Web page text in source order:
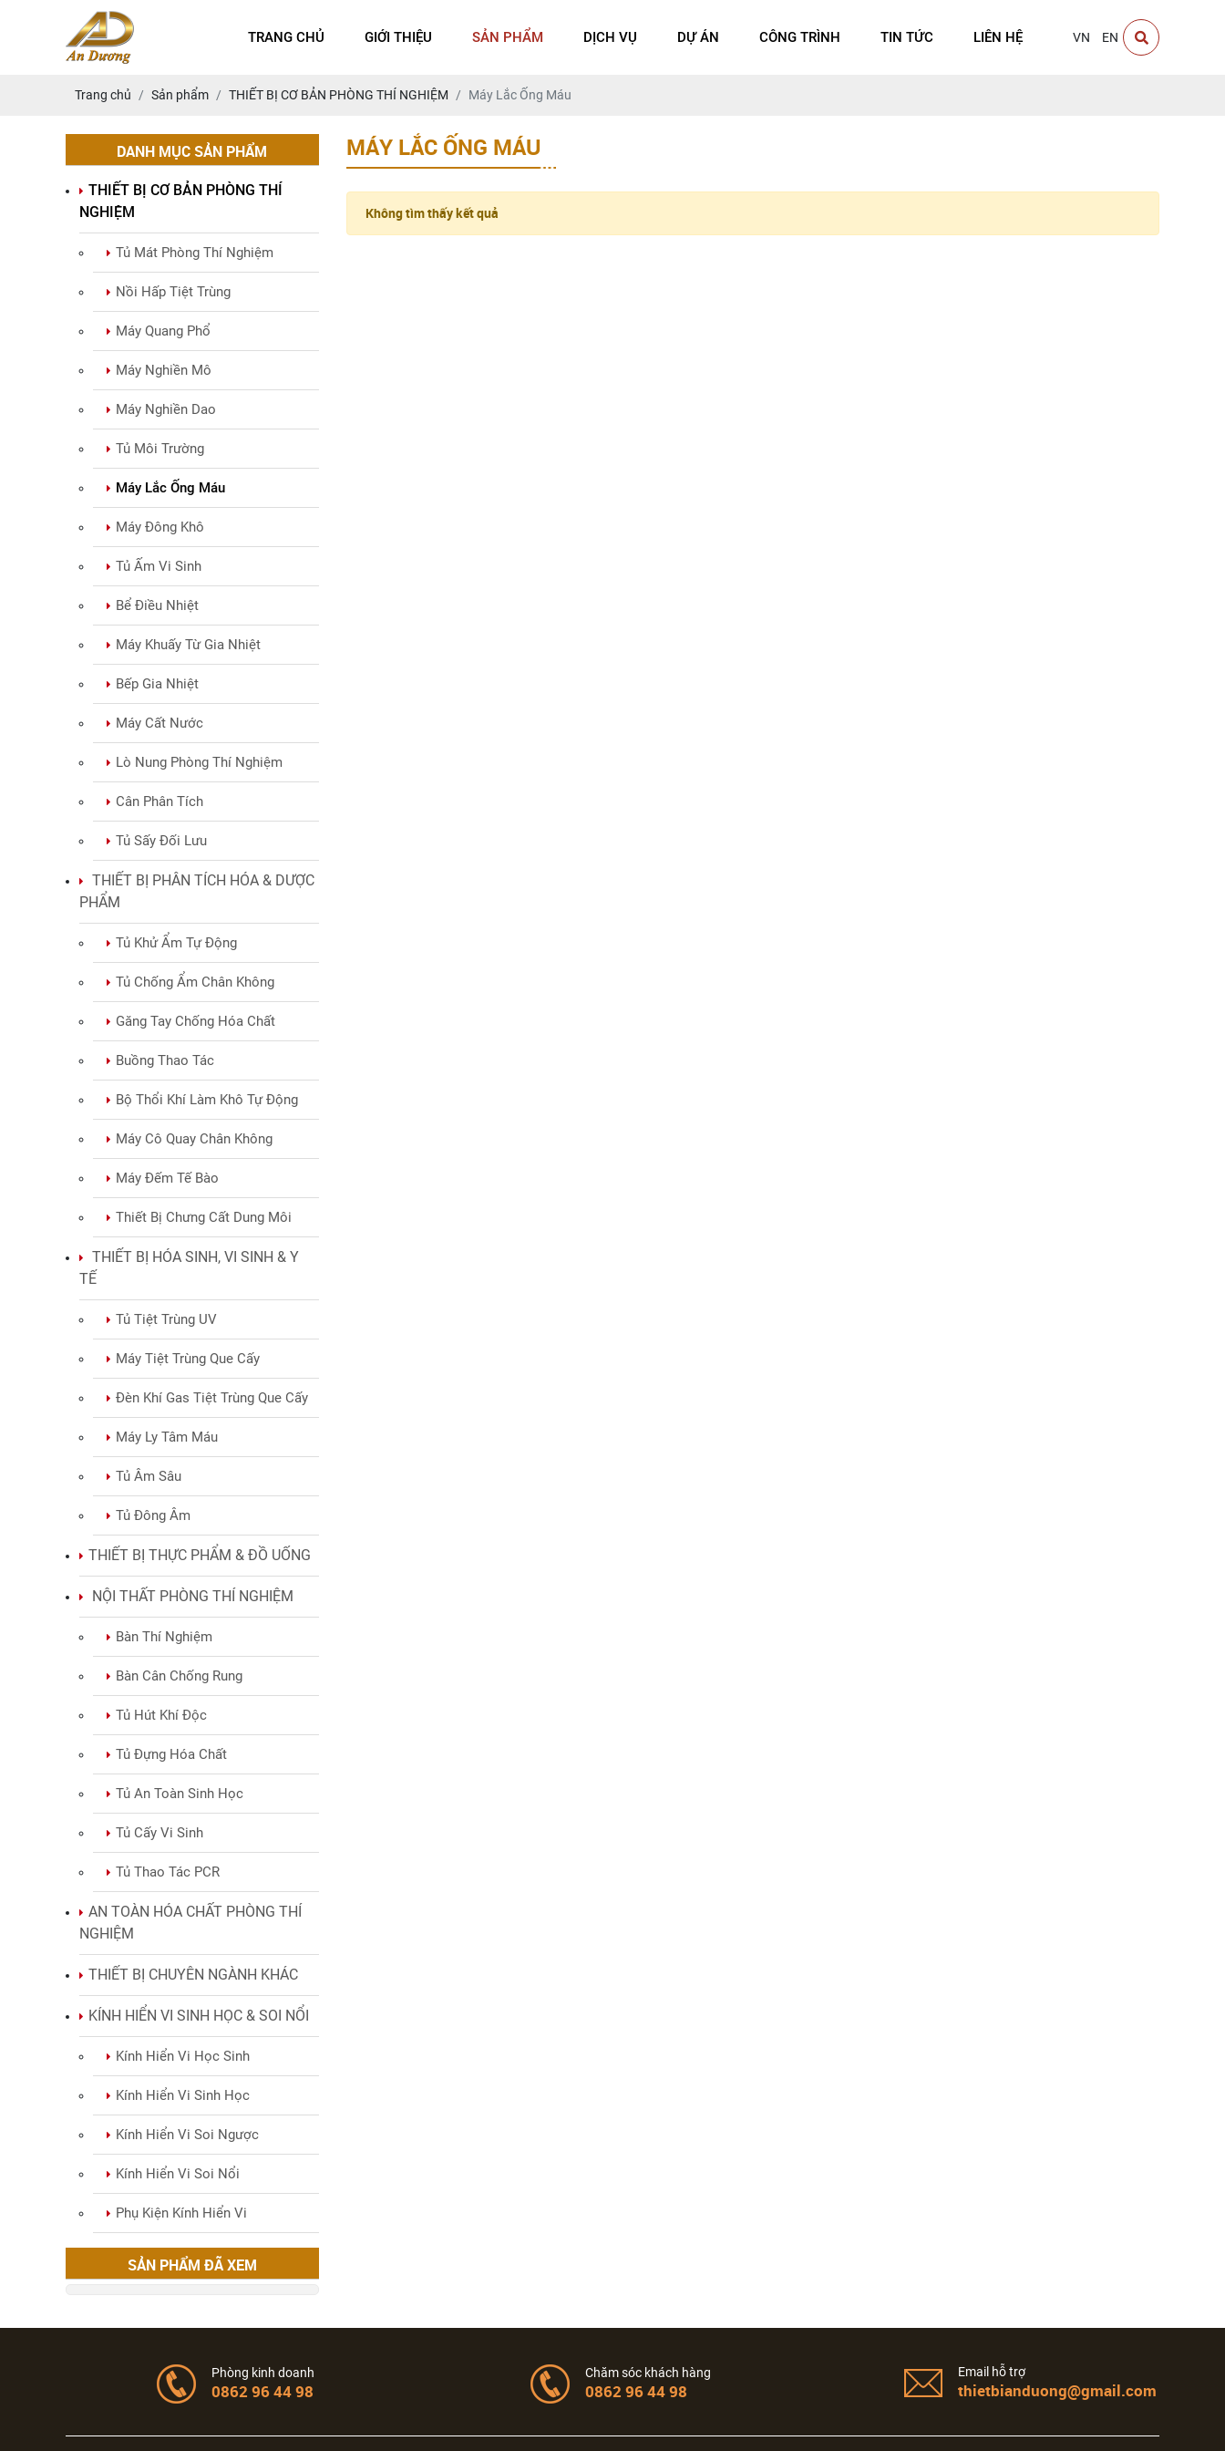
TRANG CHỦ GIỚI THIỆU SẢN PHẨM DỊCH VỤ DỰ ÁN CÔNG TRÌNH TIN TỨC LIÊN HỆ VN EN
Trang chủ Sản phẩm THIẾT BỊ CƠ BẢN PHÒNG THÍ NGHIỆM Máy Lắc Ống Máu
DANH MỤC SẢN PHẨM
THIẾT BỊ CƠ BẢN PHÒNG THÍ
NGHIỆM
Tủ Mát Phòng Thí Nghiệm
Nồi Hấp Tiệt Trùng
Máy Quang Phổ
Máy Nghiền Mô
Máy Nghiền Dao
Tủ Môi Trường
Máy Lắc Ống Máu
Máy Đông Khô
Tủ Ấm Vi Sinh
Bể Điều Nhiệt
Máy Khuấy Từ Gia Nhiệt
Bếp Gia Nhiệt
Máy Cất Nước
Lò Nung Phòng Thí Nghiệm
Cân Phân Tích
Tủ Sấy Đối Lưu
THIẾT BỊ PHÂN TÍCH HÓA & DƯỢC
PHẨM
Tủ Khử Ẩm Tự Động
Tủ Chống Ẩm Chân Không
Găng Tay Chống Hóa Chất
Buồng Thao Tác
Bộ Thổi Khí Làm Khô Tự Động
Máy Cô Quay Chân Không
Máy Đếm Tế Bào
Thiết Bị Chưng Cất Dung Môi
THIẾT BỊ HÓA SINH, VI SINH & Y
TẾ
Tủ Tiệt Trùng UV
Máy Tiệt Trùng Que Cấy
Đèn Khí Gas Tiệt Trùng Que Cấy
Máy Ly Tâm Máu
Tủ Âm Sâu
Tủ Đông Âm
THIẾT BỊ THỰC PHẨM & ĐỒ UỐNG
NỘI THẤT PHÒNG THÍ NGHIỆM
Bàn Thí Nghiệm
Bàn Cân Chống Rung
Tủ Hút Khí Độc
Tủ Đựng Hóa Chất
Tủ An Toàn Sinh Học
Tủ Cấy Vi Sinh
Tủ Thao Tác PCR
AN TOÀN HÓA CHẤT PHÒNG THÍ
NGHIỆM
THIẾT BỊ CHUYÊN NGÀNH KHÁC
KÍNH HIỂN VI SINH HỌC & SOI NỔI
Kính Hiển Vi Học Sinh
Kính Hiển Vi Sinh Học
Kính Hiển Vi Soi Ngược
Kính Hiển Vi Soi Nổi
Phụ Kiện Kính Hiển Vi
SẢN PHẨM ĐÃ XEM
MÁY LẮC ỐNG MÁU
Không tìm thấy kết quả
Phòng kinh doanh
0862 96 44 98
Chăm sóc khách hàng
0862 96 44 98
Email hỗ trợ
thietbianduong@gmail.com